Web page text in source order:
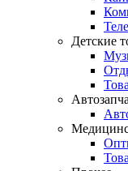
Детские